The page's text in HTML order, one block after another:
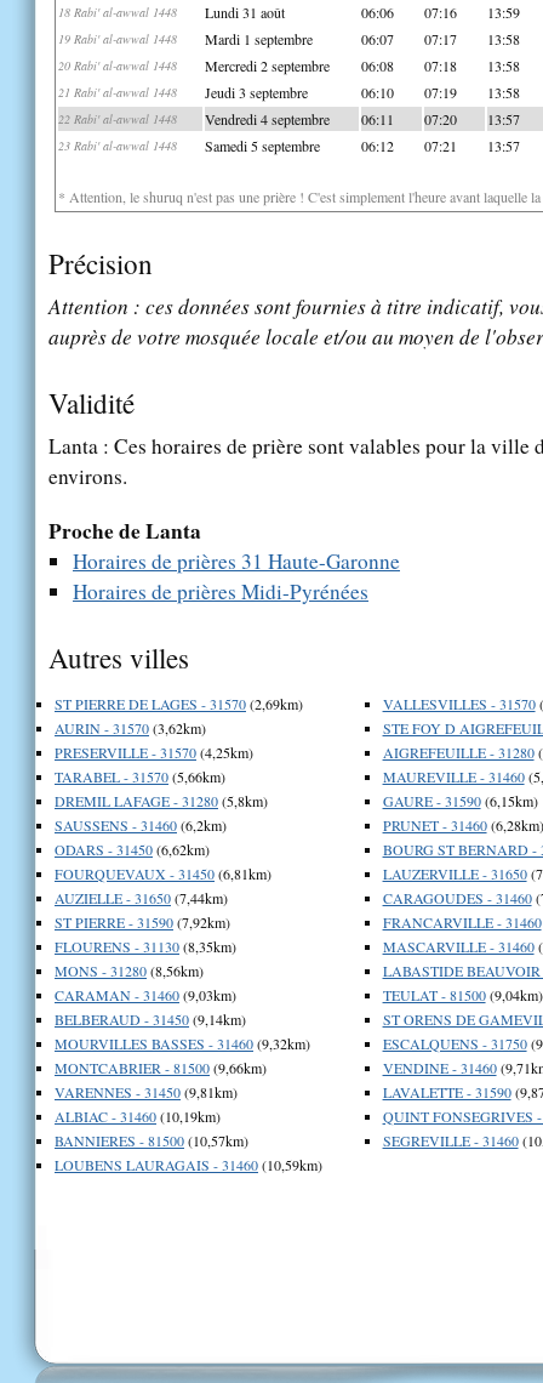
18 Rabi' al-awwal 1448 Lundi 31 août 06:06 07:16 13:59
19 Rabi' al-awwal 1448 Mardi 1 septembre 06:07 07:17 13:58
20 Rabi' al-awwal 1448 Mercredi 2 septembre 06:08 07:18 13:58
21 Rabi' al-awwal 1448 Jeudi 3 septembre 06:10 07:19 13:58
22 Rabi' al-awwal 1448 Vendredi 4 septembre 06:11 07:20 13:57
23 Rabi' al-awwal 1448 Samedi 5 septembre 06:12 07:21 13:57
* Attention, le shuruq n'est pas une prière ! C'est simplement l'heure avant laquelle
Précision
Attention : ces données sont fournies à titre indicatif,
auprès de votre mosquée locale et/ou au moyen de
Validité
Lanta : Ces horaires de prière sont valables pour la ville
environs.
Proche de Lanta
Horaires de prières 31 Haute-Garonne
Horaires de prières Midi-Pyrénées
Autres villes
ST PIERRE DE LAGES - 31570(2,69km)
AURIN - 31570(3,62km)
PRESERVILLE - 31570(4,25km)
TARABEL - 31570(5,66km)
DREMIL LAFAGE - 31280(5,8km)
SAUSSENS - 31460(6,2km)
ODARS - 31450(6,62km)
FOURQUEVAUX - 31450(6,81km)
AUZIELLE - 31650(7,44km)
ST PIERRE - 31590(7,92km)
FLOURENS - 31130(8,35km)
MONS - 31280(8,56km)
CARAMAN - 31460(9,03km)
BELBERAUD - 31450(9,14km)
MOURVILLES BASSES - 31460(9,32km)
MONTCABRIER - 81500(9,66km)
VARENNES - 31450(9,81km)
ALBIAC - 31460(10,19km)
BANNIERES - 81500(10,57km)
LOUBENS LAURAGAIS - 31460(10,59km)
VALLESVILLES - 31570
STE FOY D
AIGREFEUILLE - 31280
MAUREVILLE - 31460
GAURE - 31590(6,15km)
PRUNET - 31460(6,28km)
BOURG ST BERNARD -
LAUZERVILLE - 31650
CARAGOUDES - 31460
FRANCARVILLE - 31460
MASCARVILLE - 31460
LABASTIDE BEAUVOIR
TEULAT - 81500(9,04km)
ST ORENS DE
ESCALQUENS - 31750
VENDINE - 31460
LAVALETTE - 31590
QUINT FONSEGRIVES -
SEGREVILLE - 31460